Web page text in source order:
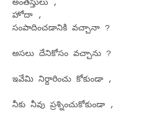
అంతస్తులు ,
హోదా ,
సంపాదించడానికి వచ్చానా ?
అసలు దేనికోసం వచ్చాను ?
ఇవేమి నిర్దారించు కోకుండా ,
నీకు నీవు ప్రశ్నించుకోకుండా ,